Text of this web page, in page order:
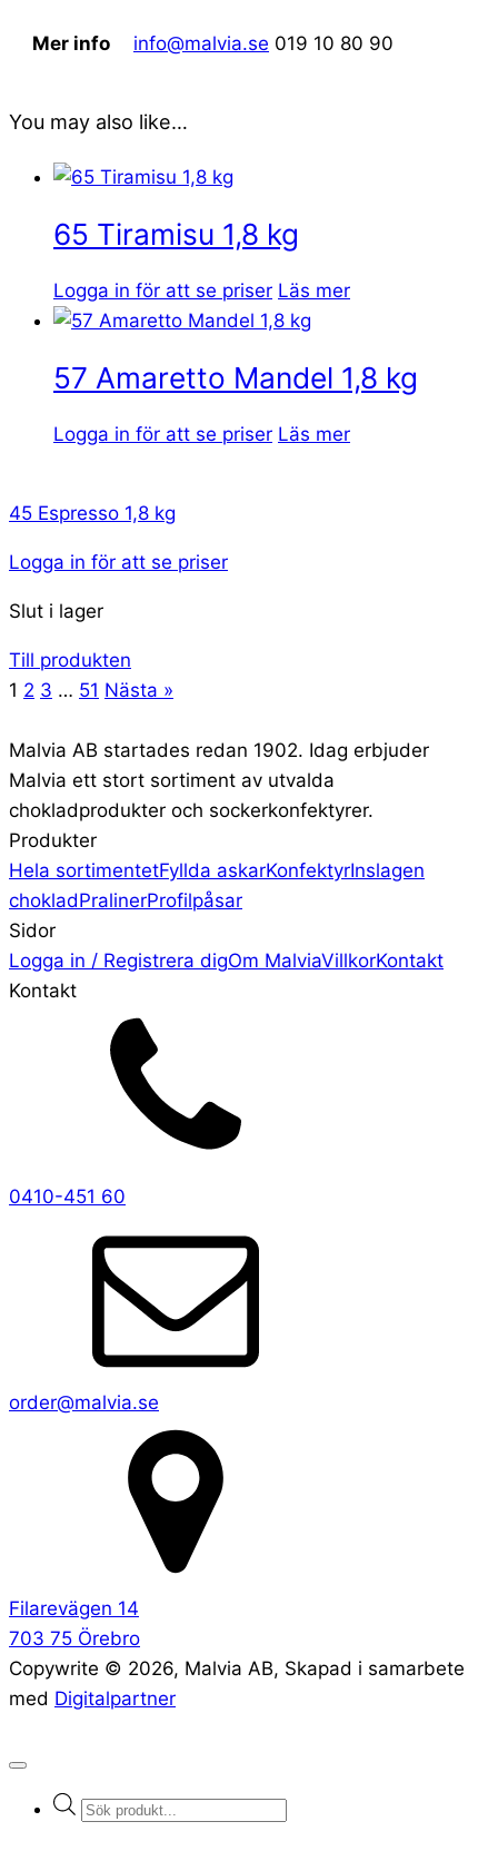
Mer info info@malvia.se 019 10 80 90
You may also like…
65 Tiramisu 1,8 kg
Logga in för att se priser Läs mer
57 Amaretto Mandel 1,8 kg
Logga in för att se priser Läs mer
45 Espresso 1,8 kg
Logga in för att se priser
Slut i lager
Till produkten
1 2 3 … 51 Nästa »
Malvia AB startades redan 1902. Idag erbjuder
Malvia ett stort sortiment av utvalda
chokladprodukter och sockerkonfektyrer.
Produkter
Hela sortimentetFyllda askarKonfektyrInslagen
chokladPralinerProfilpåsar
Sidor
Logga in / Registrera digOm MalviaVillkorKontakt
Kontakt
0410-451 60
order@malvia.se
Filarevägen 14
703 75 Örebro
Copywrite © 2026, Malvia AB, Skapad i samarbete
med Digitalpartner
Products